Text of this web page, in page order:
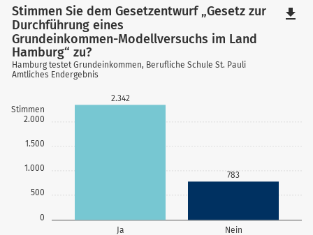
0
500
1.000
1.500
2.000
Stimmen
Ja Nein
2.342
783
Stimmen Sie dem Gesetzentwurf „Gesetz zur
Durchführung eines
Grundeinkommen-Modellversuchs im Land
Hamburg“ zu?
Hamburg testet Grundeinkommen, Berufliche Schule St. Pauli
Amtliches Endergebnis
file_download